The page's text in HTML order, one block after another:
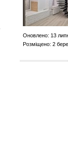
Оновлено: 13
Розміщено: 2